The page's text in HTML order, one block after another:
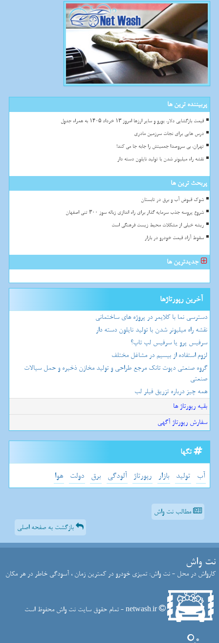
پربیننده ترین ها
قیمت بازگشایی دلار، یورو و سایر ارزها امروز ۱۳ خرداد ۱۴۰۵ به همراه جدول
درس هایی برای نجات سرزمین مادری
تهران، بی سروصدا جمعیتش را جابه جا می کند!
نقشه راه میلیونر شدن با تولید نایلون دسته دار
پربحث ترین ها
شوک قبوض آب و برق در تابستان
شروع پروسه جذب سرمایه گذار برای راه اندازی زباله سوز ۳۰۰ تنی اصفهان
ریشه خیلی از مشکلات محیط زیست فرهنگی است
سقوط آزاد قیمت خودرو در بازار
جدیدترین ها
آخرین رپورتاژها
دسترسی نما با کلایمر در پروژه های ساختمانی
نقشه راه میلیونر شدن با تولید نایلون دسته دار
سرفیس پرو یا سرفیس لپ تاپ؟
لزوم استفاده از بیسیم در مشاغل مختلف
گروه صنعتی دپوت تانک مرجع طراحی و تولید مخازن ذخیره و حمل سیالات
صنعتی
همه چیز درباره تزریق فیلر لب
بقیه رپورتاژ ها
سفارش رپورتاژ آگهی
تگها
آب تولید بازار رپورتاژ آلودگی برق دولت هوا
مطالب نت واش
بازگشت به صفحه اصلی
نت واش
کارواش در محل - نت واش: تمیزی خودرو در کمترین زمان ، آسودگی خاطر در هر مکان
netwash.ir - تمام حقوق سایت نت واش محفوظ است